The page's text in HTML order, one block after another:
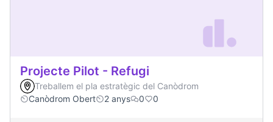
Projecte Pilot - Refugi
Treballem el pla estratègic del Canòdrom
Canòdrom Obert
2 anys 0 0